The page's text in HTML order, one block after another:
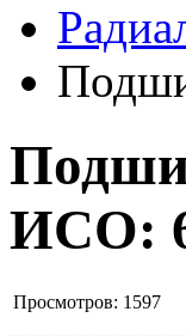
ИСО:
Просмотров: 1597